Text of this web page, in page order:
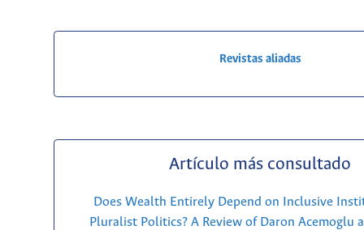
Revistas aliadas
Artículo más consultado
Does Wealth Entirely Depend on Inclusive
Pluralist Politics? A Review of Daron Acemoglu